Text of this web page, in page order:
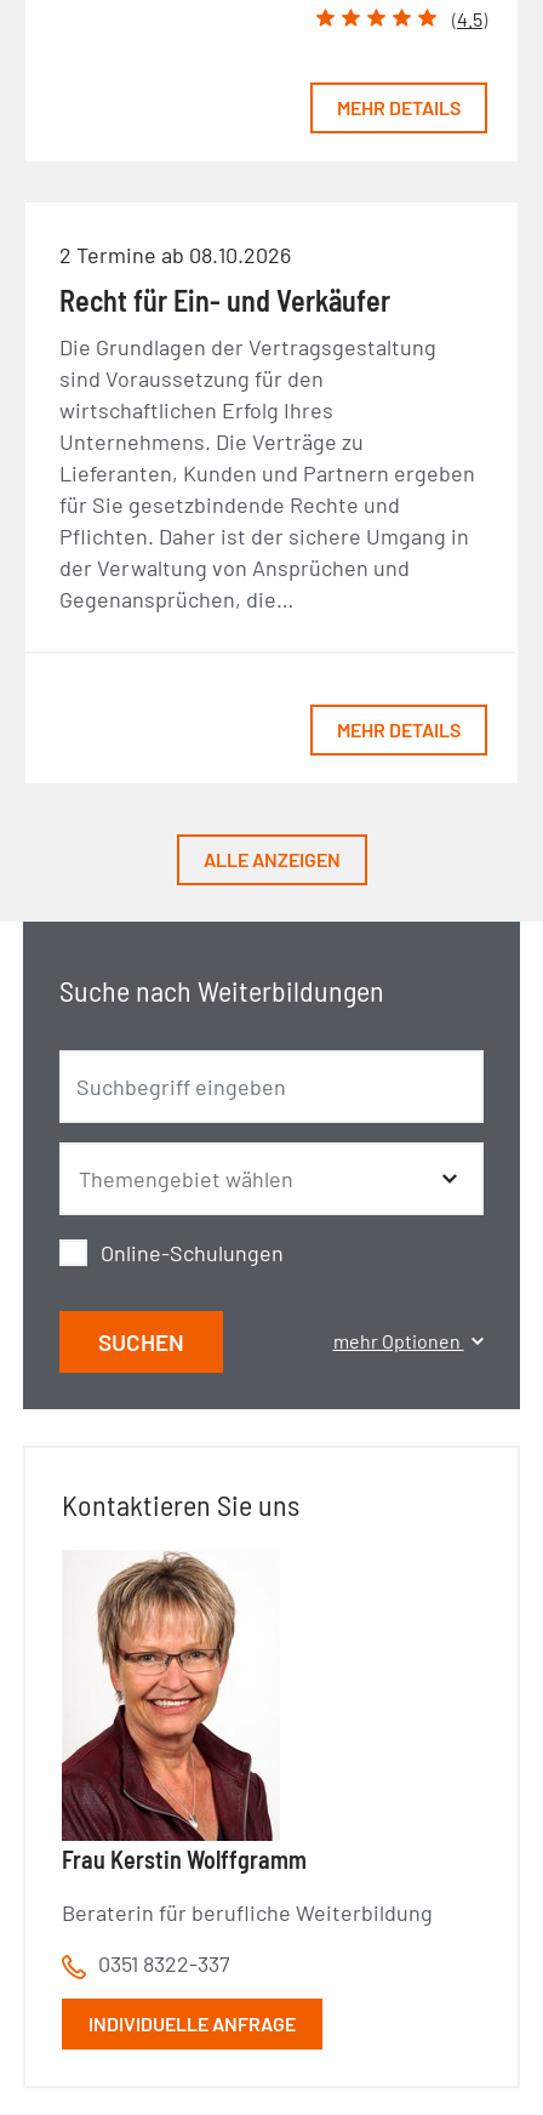
(4.5)
MEHR DETAILS
2 Termine ab 08.10.2026
Recht für Ein- und Verkäufer
Die Grundlagen der Vertragsgestaltung
sind Voraussetzung für den
wirtschaftlichen Erfolg Ihres
Unternehmens. Die Verträge zu
Lieferanten, Kunden und Partnern ergeben
für Sie gesetzbindende Rechte und
Pflichten. Daher ist der sichere Umgang in
der Verwaltung von Ansprüchen und
Gegenansprüchen, die…
MEHR DETAILS
ALLE ANZEIGEN
Suche nach Weiterbildungen
Online-Schulungen
SUCHEN mehr Optionen
Kontaktieren Sie uns
Frau Kerstin Wolffgramm
Beraterin für berufliche Weiterbildung
0351 8322-337
INDIVIDUELLE ANFRAGE